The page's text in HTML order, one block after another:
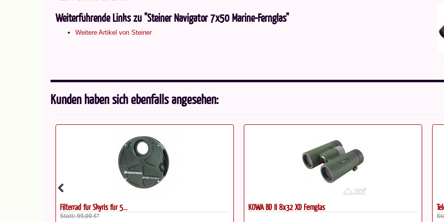
Weiterführende Links zu "Steiner Navigator 7x50 Marine-Fernglas"
Weitere Artikel von Steiner
Kunden haben sich ebenfalls angesehen:
KOWA BD II 8x32 XD Fernglas TeleVue Bandmate Type 2...